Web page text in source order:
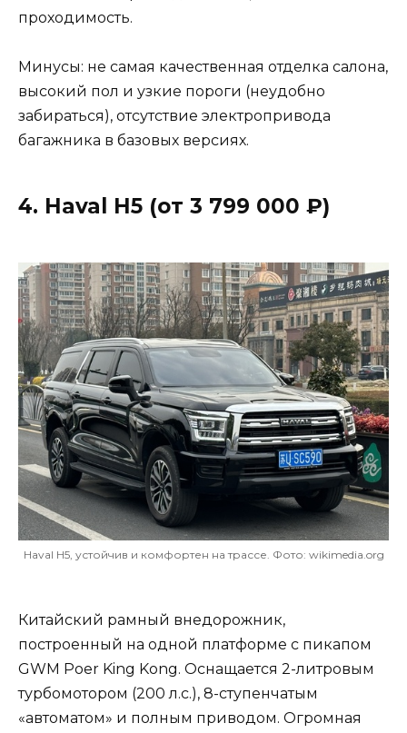
проходимость.
Минусы: не самая качественная отделка салона,
высокий пол и узкие пороги (неудобно
забираться), отсутствие электропривода
багажника в базовых версиях.
4. Haval H5 (от 3 799 000 ₽)
Haval H5, устойчив и комфортен на трассе. Фото: wikimedia.org
Китайский рамный внедорожник,
построенный на одной платформе с пикапом
GWM Poer King Kong. Оснащается 2-литровым
турбомотором (200 л.с.), 8-ступенчатым
«автоматом» и полным приводом. Огромная